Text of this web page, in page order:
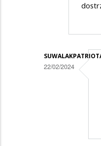
22/02/2024
odpowiedzi